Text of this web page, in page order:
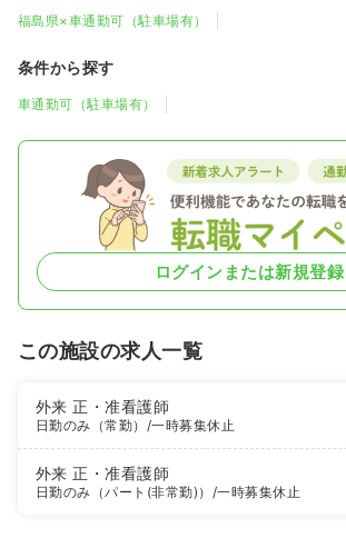
福島県×車通勤可（駐車場有）
条件から探す
車通勤可（駐車場有）
ログインまたは新規登録
この施設の求人一覧
外来正・准看護師
日勤のみ（常勤） /一時募集休止
外来正・准看護師
日勤のみ（パート(非常勤)） /一時募集休止